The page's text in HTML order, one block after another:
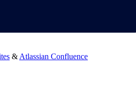
& Atlassian Confluence